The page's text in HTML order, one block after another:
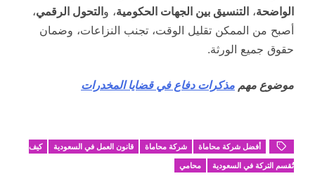
الواضحة، التنسيق بين الجهات الحكومية، والتحول الرقمي،
أصبح من الممكن تقليل الوقت، تجنب النزاعات، وضمان
حقوق جميع الورثة.
موضوع مهم مذكرات دفاع في قضايا المخدرات
أفضل شركة محاماة شركة محاماة قانون العمل في السعودية
كيف
تُقسم التركة في السعودية
محامي